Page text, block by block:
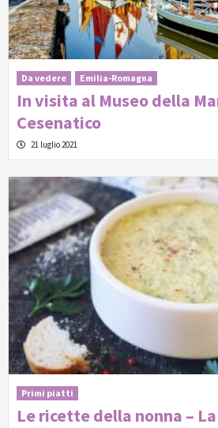
Da vedere Emilia-Romagna
In visita al Museo della
Cesenatico
21 luglio 2021
Primi piatti
Le ricette della nonna –